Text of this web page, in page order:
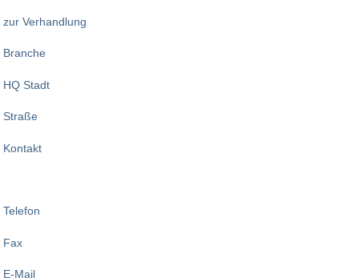
zur Verhandlung
Branche
HQ Stadt
Straße
Kontakt
Telefon
Fax
E-Mail